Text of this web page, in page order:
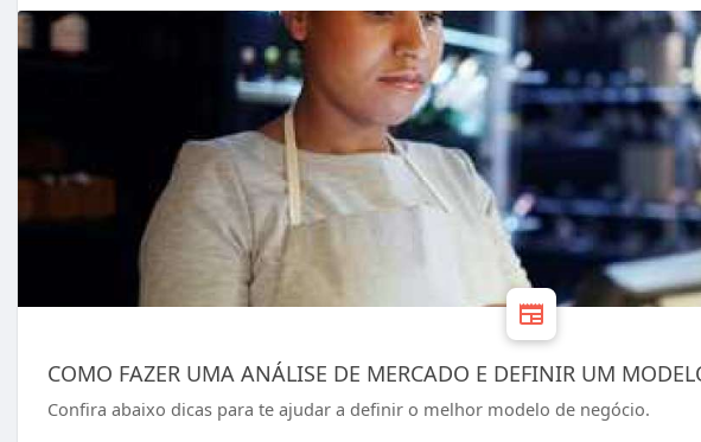
COMO FAZER UMA ANÁLISE DE MERCADO E DEFINIR UM
Confira abaixo dicas para te ajudar a definir o melhor modelo de negócio.